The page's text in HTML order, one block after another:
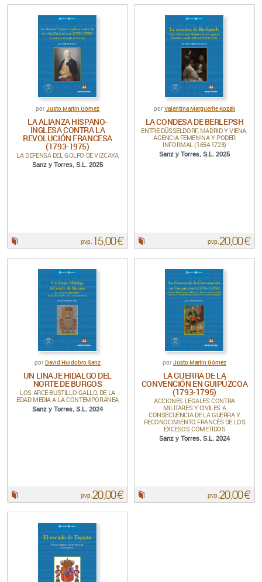
por Justo Martín Gómez
LA ALIANZA HISPANO-
INGLESA CONTRA LA
REVOLUCIÓN FRANCESA
(1793-1975)
LA DEFENSA DEL GOLFO DE VIZCAYA
Sanz y Torres, S.L. 2025
pvp. 15,00 €
por Valentina Marguerite Kozák
LA CONDESA DE BERLEPSH
ENTRE DÜSSELDORF, MADRID Y VIENA;
AGENCIA FEMENINA Y PODER
INFORMAL (1654-1723)
Sanz y Torres, S.L. 2025
pvp. 20,00 €
por David Huidobro Sanz
UN LINAJE HIDALGO DEL
NORTE DE BURGOS
LOS ARCE-BUSTILLO-GALLO, DE LA
EDAD MEDIA A LA CONTEMPORÁNEA
Sanz y Torres, S.L. 2024
pvp. 20,00 €
por Justo Martín Gómez
LA GUERRA DE LA
CONVENCIÓN EN GUIPÚZCOA
(1793-1795)
ACCIONES LEGALES CONTRA
MILITARES Y CIVILES A
CONSECUENCIA DE LA GUERRA Y
RECONOCIMIENTO FRANCÉS DE LOS
EXCESOS COMETIDOS
Sanz y Torres, S.L. 2024
pvp. 20,00 €